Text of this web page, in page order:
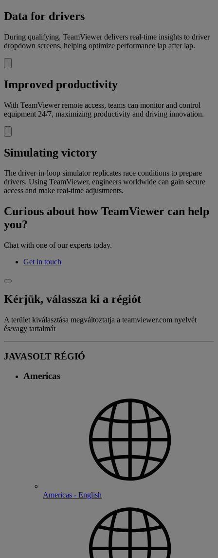
Data for drivers
During qualifying, TeamViewer delivers real-time insights to driver
dropdown screens, helping optimize performance lap after lap.
Improved productivity
With TeamViewer remote access, teams can monitor and control
equipment 24/7, maximizing productivity and driving innovation.
Simulating victory
The driver-in-loop simulator replicates race conditions to prepare
drivers. Using TeamViewer, engineers worldwide can gain secure
access and make real-time adjustments.
Curious about how TeamViewer can help
you?
Chat with one of our experts today.
Get in touch
Kérjük, válassza ki a régiót
A terület kiválasztása megváltoztatja a teamviewer.com nyelvét
és/vagy tartalmát
JAVASOLT RÉGIÓ
Americas
Americas - English